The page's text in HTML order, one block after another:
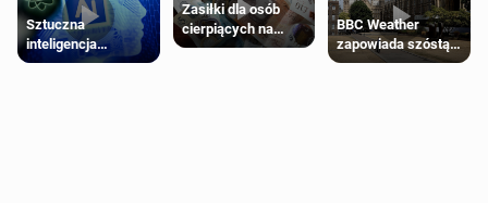
Sztuczna
inteligencja
próbowała oszukać
Zasiłki dla osób
cierpiących na
schorzenia
BBC Weather
zapowiada szóstą
falę upałów w